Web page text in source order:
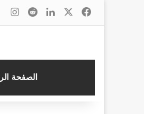
فيسبوك لينكدإن
‏Reddit
الصفحة